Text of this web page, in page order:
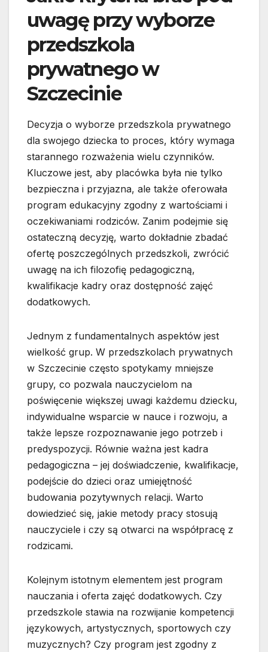
uwagę przy wyborze
przedszkola
prywatnego w
Szczecinie
Decyzja o wyborze przedszkola prywatnego
dla swojego dziecka to proces, który wymaga
starannego rozważenia wielu czynników.
Kluczowe jest, aby placówka była nie tylko
bezpieczna i przyjazna, ale także oferowała
program edukacyjny zgodny z wartościami i
oczekiwaniami rodziców. Zanim podejmie się
ostateczną decyzję, warto dokładnie zbadać
ofertę poszczególnych przedszkoli, zwrócić
uwagę na ich filozofię pedagogiczną,
kwalifikacje kadry oraz dostępność zajęć
dodatkowych.
Jednym z fundamentalnych aspektów jest
wielkość grup. W przedszkolach prywatnych
w Szczecinie często spotykamy mniejsze
grupy, co pozwala nauczycielom na
poświęcenie większej uwagi każdemu dziecku,
indywidualne wsparcie w nauce i rozwoju, a
także lepsze rozpoznawanie jego potrzeb i
predyspozycji. Równie ważna jest kadra
pedagogiczna – jej doświadczenie, kwalifikacje,
podejście do dzieci oraz umiejętność
budowania pozytywnych relacji. Warto
dowiedzieć się, jakie metody pracy stosują
nauczyciele i czy są otwarci na współpracę z
rodzicami.
Kolejnym istotnym elementem jest program
nauczania i oferta zajęć dodatkowych. Czy
przedszkole stawia na rozwijanie kompetencji
językowych, artystycznych, sportowych czy
muzycznych? Czy program jest zgodny z